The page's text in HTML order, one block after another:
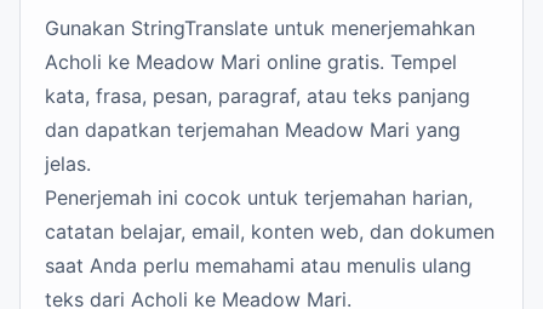
Gunakan StringTranslate untuk menerjemahkan
Acholi ke Meadow Mari online gratis. Tempel
kata, frasa, pesan, paragraf, atau teks panjang
dan dapatkan terjemahan Meadow Mari yang
jelas.
Penerjemah ini cocok untuk terjemahan harian,
catatan belajar, email, konten web, dan dokumen
saat Anda perlu memahami atau menulis ulang
teks dari Acholi ke Meadow Mari.